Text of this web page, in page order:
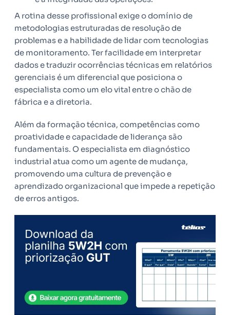
A rotina desse profissional exige o domínio de
metodologias estruturadas de resolução de
problemas e a habilidade de lidar com tecnologias
de monitoramento. Ter facilidade em interpretar
dados e traduzir ocorrências técnicas em relatórios
gerenciais é um diferencial que posiciona o
especialista como um elo vital entre o chão de
fábrica e a diretoria.
Além da formação técnica, competências como
proatividade e capacidade de liderança são
fundamentais. O especialista em diagnóstico
industrial atua como um agente de mudança,
promovendo uma cultura de prevenção e
aprendizado organizacional que impede a repetição
de erros antigos.